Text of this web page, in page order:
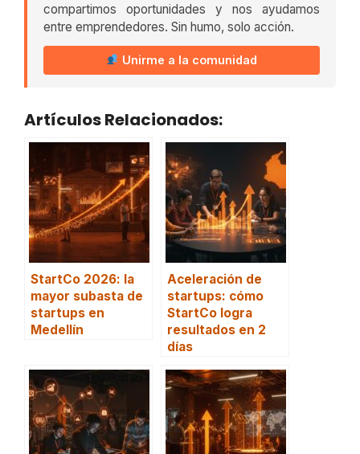
compartimos oportunidades y nos ayudamos
entre emprendedores. Sin humo, solo acción.
Unirme a la comunidad
Artículos Relacionados:
StartCo 2026: la
mayor subasta de
startups en
Medellín
Aceleración de
startups: cómo
StartCo logra
resultados en 2
días